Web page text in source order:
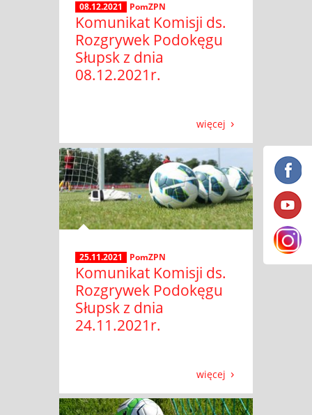
08.12.2021 PomZPN
Komunikat Komisji ds.
Rozgrywek Podokęgu
Słupsk z dnia
08.12.2021r.
więcej
25.11.2021 PomZPN
Komunikat Komisji ds.
Rozgrywek Podokęgu
Słupsk z dnia
24.11.2021r.
więcej